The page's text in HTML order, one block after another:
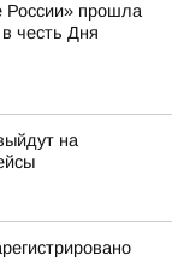
России» прошла
честь Дня
на